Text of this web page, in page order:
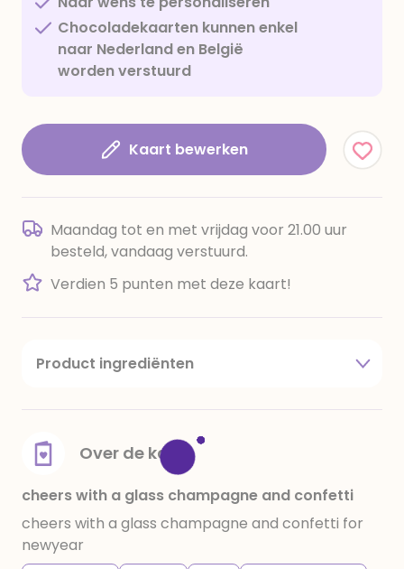
Chocoladekaarten kunnen enkel
naar Nederland en België
worden verstuurd
Kaart bewerken
Maandag tot en met vrijdag voor 21.00 uur
besteld, vandaag verstuurd.
Verdien 5 punten met deze kaart!
Product ingrediënten
amandelen,cacaomassa, emulgator (sojalecithine),
voedingszuur: citroenzuur E 330, verdikkingsmiddel
E415, water, bevochtigingsmiddel E422, emulgator:
E433, kleurstoffen: E102, E110, E122: kan de activiteit en
concentratie van kinderen negatief beïnvloeden,
E133, E151. Chocolade bevat ten minste 34%
cacaobestanddelen. Kan sporen van gluten
Over de kaart
cheers with a glass champagne and confetti
cheers with a glass champagne and confetti for
newyear